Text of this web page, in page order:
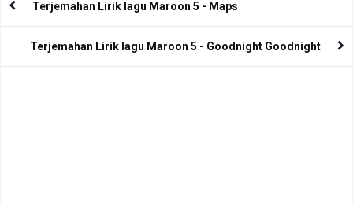
Terjemahan Lirik lagu Maroon 5 - Maps
Terjemahan Lirik lagu Maroon 5 - Goodnight Goodnight